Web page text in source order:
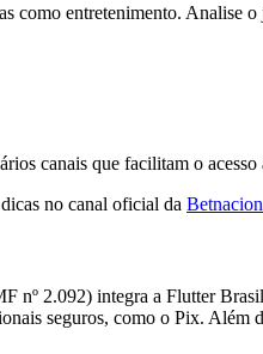
como entretenimento. Analise
canais que facilitam o acesso
no canal oficial da
nº 2.092) integra a Flutter
seguros, como o Pix. Além